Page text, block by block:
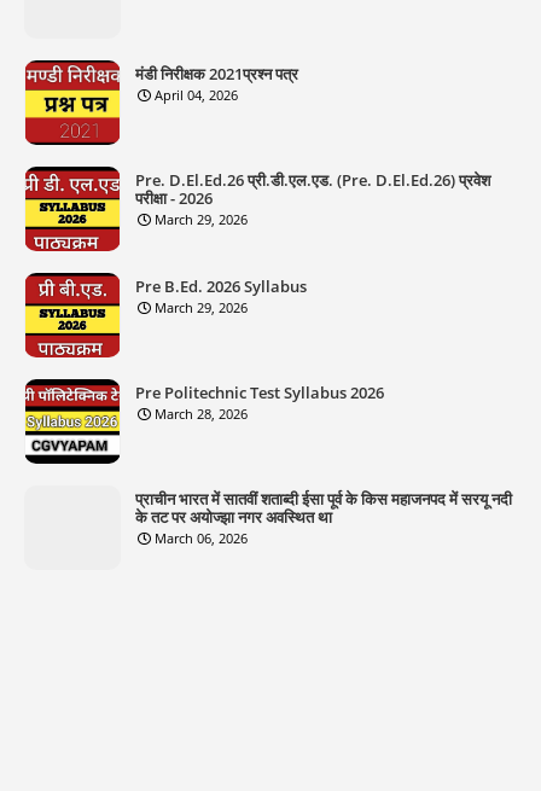
मंडी निरीक्षक 2021प्रश्न पत्र
April 04, 2026
Pre. D.El.Ed.26 प्री.डी.एल.एड. (Pre. D.El.Ed.26) प्रवेश
परीक्षा - 2026
March 29, 2026
Pre B.Ed. 2026 Syllabus
March 29, 2026
Pre Politechnic Test Syllabus 2026
March 28, 2026
प्राचीन भारत में सातवीं शताब्दी ईसा पूर्व के किस महाजनपद में सरयू नदी
के तट पर अयोज्झा नगर अवस्थित था
March 06, 2026